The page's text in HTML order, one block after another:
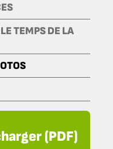
TEMPS DE LA
(PDF)